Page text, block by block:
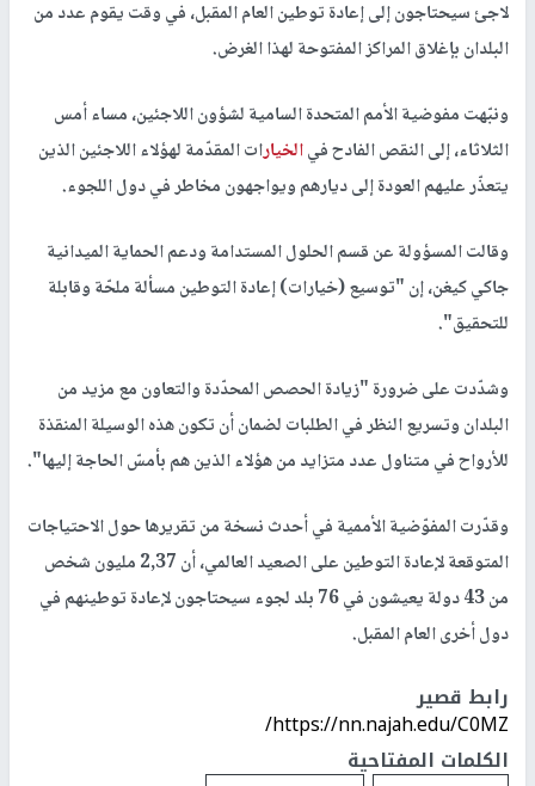
لاجئ سيحتاجون إلى إعادة توطين العام المقبل، في وقت يقوم عدد من
البلدان بإغلاق المراكز المفتوحة لهذا الغرض.
ونبّهت مفوضية الأمم المتحدة السامية لشؤون اللاجئين، مساء أمس
الثلاثاء، إلى النقص الفادح فيالخيارات المقدّمة لهؤلاء اللاجئين الذين
يتعذّر عليهم العودة إلى ديارهم ويواجهون مخاطر في دول اللجوء.
وقالت المسؤولة عن قسم الحلول المستدامة ودعم الحماية الميدانية
جاكي كيغن، إن "توسيع (خيارات) إعادة التوطين مسألة ملحّة وقابلة
للتحقيق".
وشدّدت على ضرورة "زيادة الحصص المحدّدة والتعاون مع مزيد من
البلدان وتسريع النظر في الطلبات لضمان أن تكون هذه الوسيلة المنقذة
للأرواح في متناول عدد متزايد من هؤلاء الذين هم بأمسّ الحاجة إليها".
وقدّرت المفوّضية الأممية في أحدث نسخة من تقريرها حول الاحتياجات
المتوقعة لإعادة التوطين على الصعيد العالمي، أن 2,37 مليون شخص
من 43 دولة يعيشون في 76 بلد لجوء سيحتاجون لإعادة توطينهم في
دول أخرى العام المقبل.
رابط قصير
https://nn.najah.edu/C0MZ/
الكلمات المفتاحية